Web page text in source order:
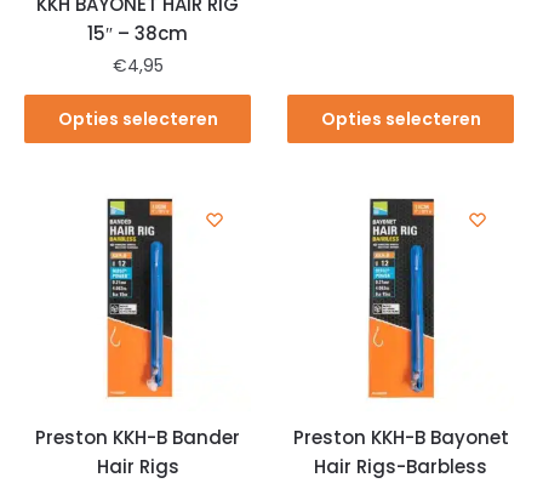
15″ – 38cm
€4,95
Opties selecteren Opties selecteren
Preston KKH-B Bander
Hair Rigs
Preston KKH-B Bayonet
Hair Rigs-Barbless